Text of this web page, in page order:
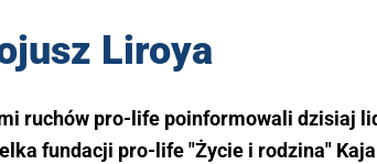
Liroya
ruchów pro-life poinformowali dzisiaj
fundacji pro-life "Życie i rodzina" Kaja